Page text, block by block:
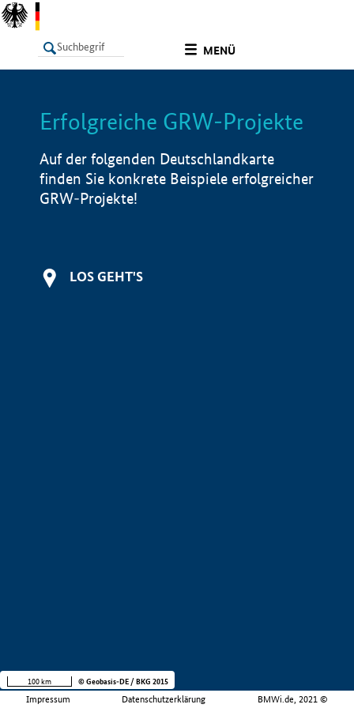
MENÜ
LISTE Info
Erfolgreiche GRW-Projekte
Auf der folgenden Deutschlandkarte
finden Sie konkrete Beispiele erfolgreicher
GRW-Projekte!
LOS GEHT'S
Impressum Datenschutzerklärung BMWi.de, 2021 ©
100 km © Geobasis-DE / BKG 2015